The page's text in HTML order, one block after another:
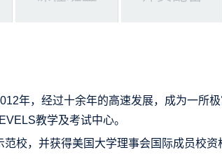
年，经过十余年的高速发展，成为一所
教学及考试中心。
校，并获得美国大学理事会国际成员校资